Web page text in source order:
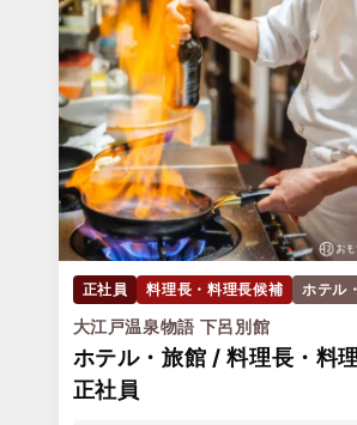
正社員 料理長・料理長候補 ホテル
大江戸温泉物語 下呂別館
ホテル・旅館 / 料理長・料
正社員